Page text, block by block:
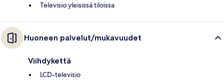
Televisio yleisissä tiloissa
Huoneen palvelut/mukavuudet
Viihdykettä
LCD-televisio